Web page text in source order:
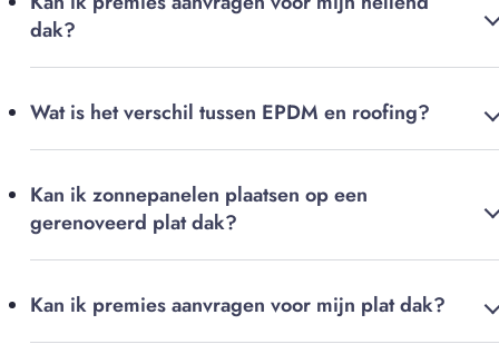
dak?
Wat is het verschil tussen EPDM en roofing?
Kan ik zonnepanelen plaatsen op een
gerenoveerd plat dak?
Kan ik premies aanvragen voor mijn plat dak?